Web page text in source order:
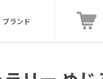
ブランド